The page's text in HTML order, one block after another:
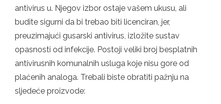
antivirus u. Njegov izbor ostaje vašem ukusu, ali
budite sigurni da bi trebao biti licenciran, jer,
preuzimajući gusarski antivirus, izložite sustav
opasnosti od infekcije. Postoji veliki broj besplatnih
antivirusnih komunalnih usluga koje nisu gore od
plaćenih analoga. Trebali biste obratiti pažnju na
sljedeće proizvode: